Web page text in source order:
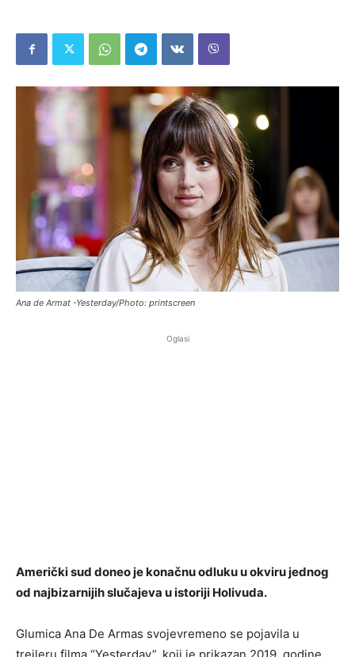
Ana de Armat -Yesterday/Photo: printscreen
Oglasi
Američki sud doneo je konačnu odluku u okviru jednog
od najbizarnijih slučajeva u istoriji Holivuda.
Glumica Ana De Armas svojevremeno se pojavila u